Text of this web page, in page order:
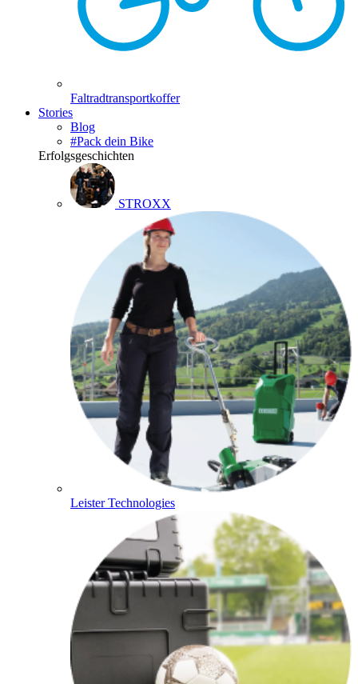
Faltradtransportkoffer
Stories
Blog
#Pack dein Bike
Erfolgsgeschichten
STROXX
Leister Technologies